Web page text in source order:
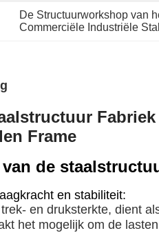
De Structuurworkshop van
Commerciële Industriële
Frame
de
en stabiliteit:
en druksterkte, dient
het mogelijk om de